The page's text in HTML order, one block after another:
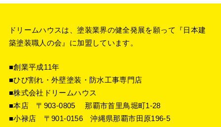
ドリームハウスは、塗装業界の健全発展を願って『 日本建
築塗装職人の会 』に加盟しています。
■創業平成11年
■ひび割れ・外壁塗装・防水工事専門店
■株式会社ドリームハウス
■本店 〒903-0805 那覇市首里鳥堀町1-28
■小禄店 〒901-0156 沖縄県那覇市田原196-5